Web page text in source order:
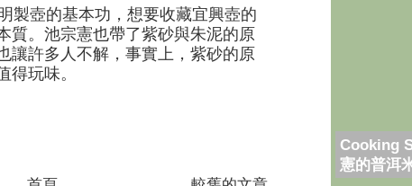
製壺的基本功，想要收藏宜興壺的
質。池宗憲也帶了紫砂與朱泥的原
讓許多人不解，事實上，紫砂的原
得玩味。
Cooking
憲的普洱